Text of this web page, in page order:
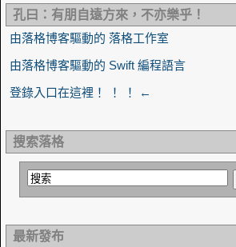
孔曰：有朋自遠方來，不亦樂乎！
由落格博客驅動的 落格工作室
由落格博客驅動的 Swift 編程語言
登錄入口在這裡！ ！ ！ ←
搜索落格
最新發布